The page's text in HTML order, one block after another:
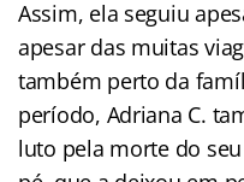
Assim, ela seguiu
apesar das muitas
também perto da
período, Adriana C.
luto pela morte do